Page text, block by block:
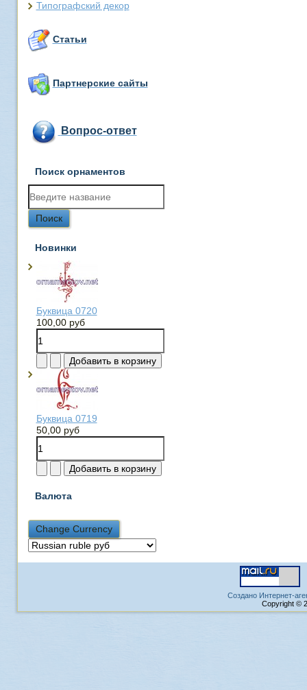
Типографский декор
Статьи
Партнерские сайты
Вопрос-ответ
Поиск орнаментов
Новинки
Буквица 0720
100,00 руб
Буквица 0719
50,00 руб
Валюта
Создано Интернет-
Copyright ©